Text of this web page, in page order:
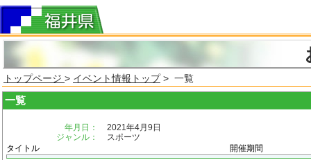
トップページ > イベント情報トップ> 一覧
一覧
年月日：
2021年4月9日
ジャンル：
スポーツ
タイトル
開催期間